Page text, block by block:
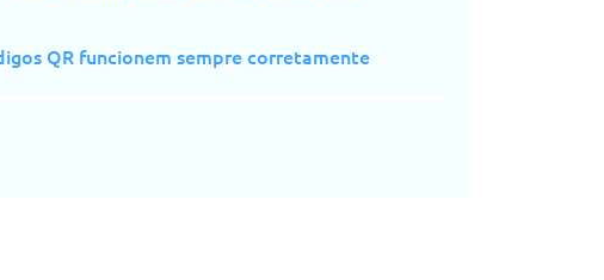
QR funcionem sempre corretamente